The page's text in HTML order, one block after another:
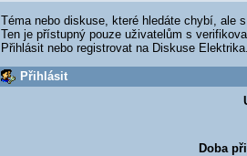
Téma nebo diskuse, které hledáte chybí, ale
Ten je přístupný pouze uživatelům s
Přihlásit nebo registrovat na Diskuse
Přihlásit
Doba